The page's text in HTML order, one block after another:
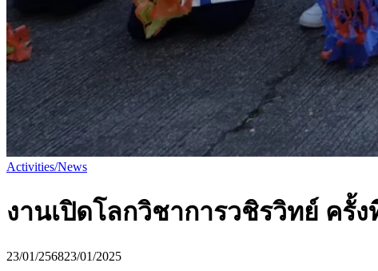
Activities/News
งานเปิดโลกวิชาการวชิรวิทย์ ครั้ง
23/01/256823/01/2025